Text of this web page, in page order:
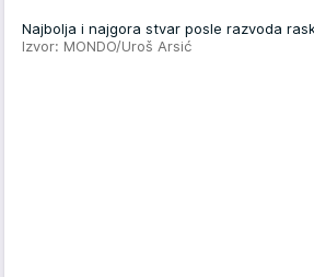
Najbolja i najgora stvar posle razvoda
Izvor: MONDO/Uroš Arsić